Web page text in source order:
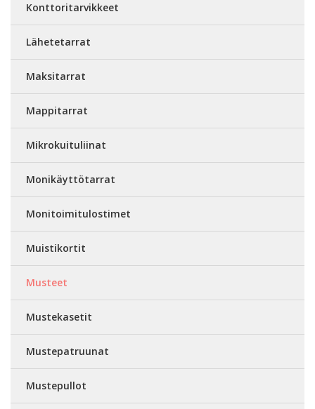
Konttoritarvikkeet
Lähetetarrat
Maksitarrat
Mappitarrat
Mikrokuituliinat
Monikäyttötarrat
Monitoimitulostimet
Muistikortit
Musteet
Mustekasetit
Mustepatruunat
Mustepullot